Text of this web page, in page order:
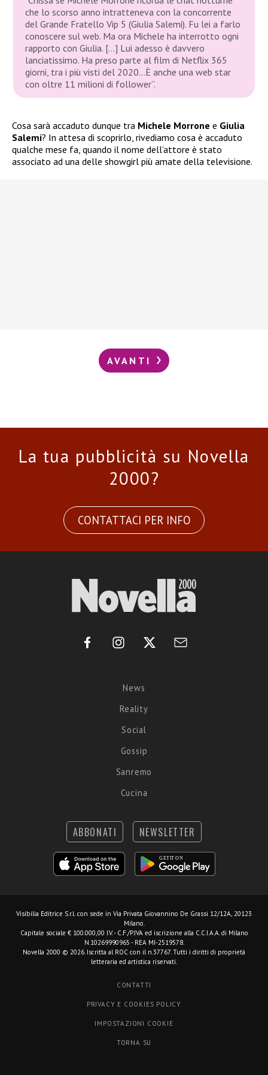
che lo scorso anno intratteneva con la concorrente
del Grande Fratello Vip 5 (Giulia Salemi). Fu lei a farlo
conoscere sul web. Ma ora Michele ha interrotto ogni
rapporto con Giulia. […] Lui adesso è davvero
lanciatissimo. Ha preso parte al film di Netflix 365
giorni, tra i più visti del 2020…È anche una web star
con oltre 11 milioni di follower”.
Cosa sarà accaduto dunque tra Michele Morrone e Giulia
Salemi? In attesa di scoprirlo, rivediamo cosa è accaduto
qualche mese fa, quando il nome dell’attore è stato
associato ad una delle showgirl più amate della televisione.
AVANTI
La tua pubblicità su Novella
2000?
CONTATTACI PER INFO
News
Reality
Social
Gossip
Sanremo
Cucina
ABBONATI NEWSLETTER
Visibilia Editrice S.r.l. con sede in Via Privata Giovannino De Grassi 12/12A, 20123
Milano.
Capitale sociale € 100.000,00 I.V. - C.F./P.IVA ed iscrizione alla C.C.I.A.A. di Milano
N.10269990965 - REA MI-2519578.
Novella 2000 © 2026. Iscritta al ROC con il n.37767. Tutti i diritti di proprietà
letteraria ed artistica riservati.
CONTATTI
PRIVACY E COOKIES POLICY
IMPOSTAZIONI COOKIE
TORNA SU